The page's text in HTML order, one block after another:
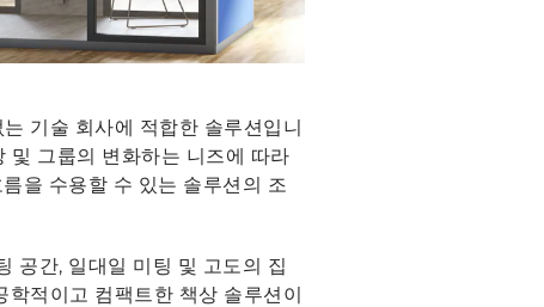
기술 회사에 적합한 솔루션입니
및 그룹의 변화하는 니즈에 따라
을 수용할 수 있는 솔루션의 조
공간, 일대일 미팅 및 고도의 집
적이고 컴팩트한 책상 솔루션이